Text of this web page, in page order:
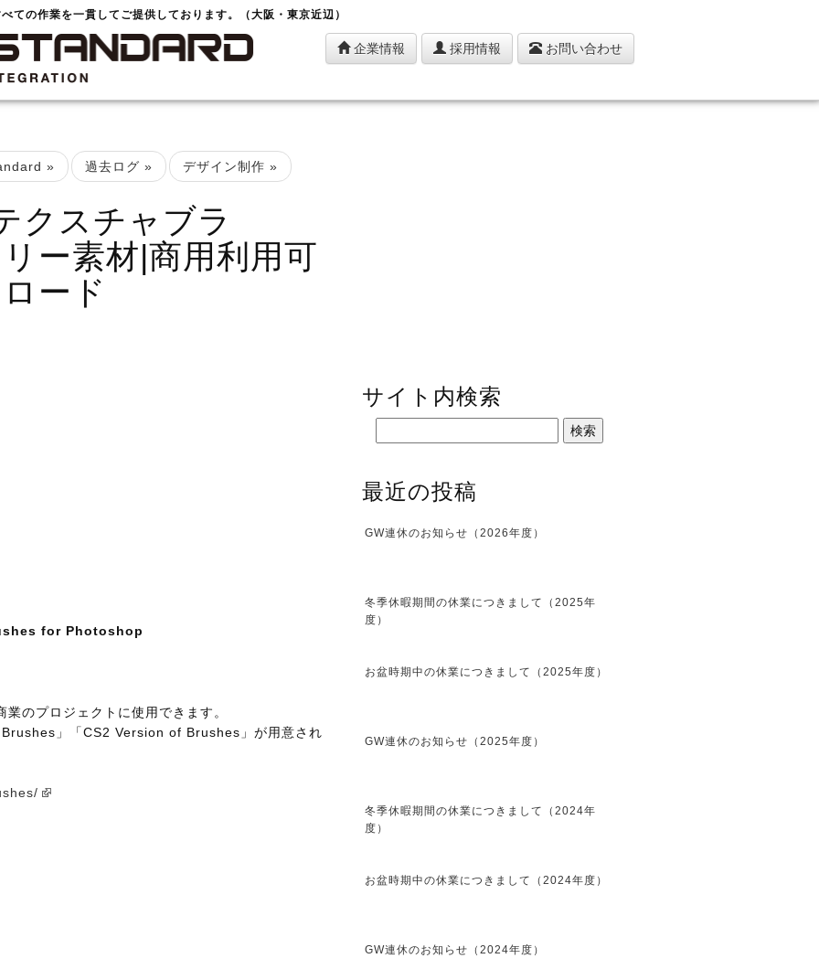
ての作業を一貫してご提供しております。（大阪・東京近辺）
企業情報 採用情報 お問い合わせ
» 過去ログ » デザイン制作 »
クスチャブラ
ー素材|商用利用可
ード
for Photoshop
のプロジェクトに使用できます。
」「CS2 Version of Brushes」が用意され
サイト内検索
最近の投稿
GW連休のお知らせ（2026年度）
冬季休暇期間の休業につきまして（2025年
度）
お盆時期中の休業につきまして（2025年度）
GW連休のお知らせ（2025年度）
冬季休暇期間の休業につきまして（2024年
度）
お盆時期中の休業につきまして（2024年度）
GW連休のお知らせ（2024年度）